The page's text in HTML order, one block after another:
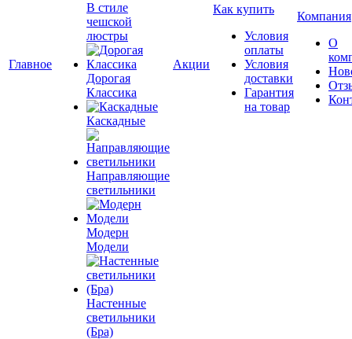
Главное
В стиле
чешской
люстры
Дорогая
Классика
Каскадные
Направляющие
светильники
Модерн
Модели
Настенные
светильники
(Бра)
Акции
Как купить
Условия
оплаты
Условия
доставки
Гарантия
на товар
Компания
О